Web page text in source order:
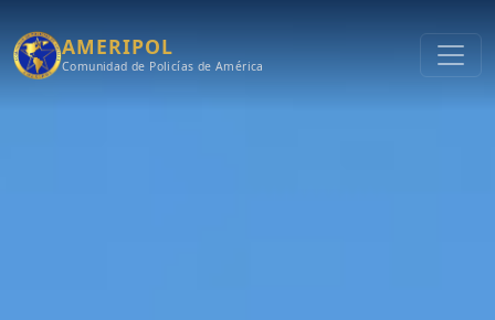
AMERIPOL
Comunidad de Policías de América